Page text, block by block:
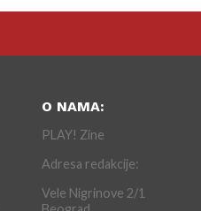
O NAMA:
PLAY! Zine
Adresa redakcije:
Vele Nigrinove 2/1